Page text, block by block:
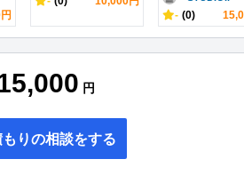
- (0)
円
もりの相談をする